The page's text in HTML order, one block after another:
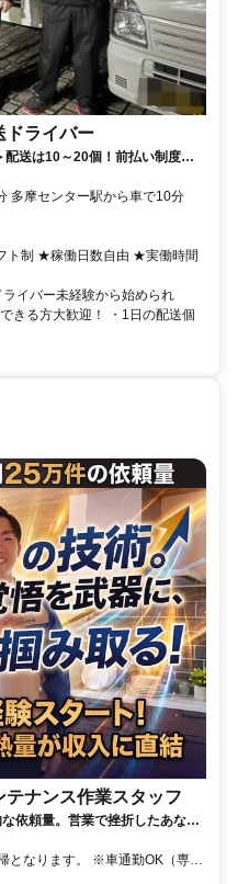
ドライバー
送は10～20個！前払い制度あ
で3分 多摩センター駅から車で10分
ト制 ★稼働日数自由 ★実働時間
ライバー未経験から始められ
きる方大歓迎！ ・1日の配送個
ナンス作業スタッフ
依頼量。営業で挫折したあなた
覚悟」を武器に、高収入を掴み
となります。 ※車通勤OK（専用
（ガソリン代、高速代・パー